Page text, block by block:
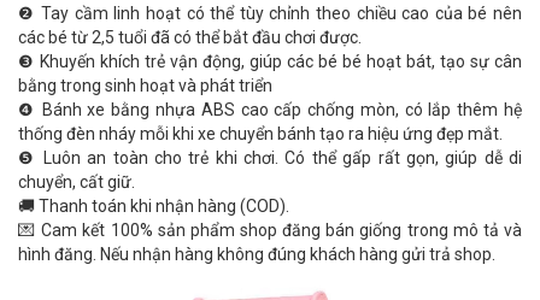
❷ Tay cầm linh hoạt có thể tùy chỉnh theo chiều cao của bé nên
các bé từ 2,5 tuổi đã có thể bắt đầu chơi được.
❸ Khuyến khích trẻ vận động, giúp các bé bé hoạt bát, tạo sự cân
bằng trong sinh hoạt và phát triển
❹ Bánh xe bằng nhựa ABS cao cấp chống mòn, có lắp thêm hệ
thống đèn nháy mỗi khi xe chuyển bánh tạo ra hiệu ứng đẹp mắt.
❺ Luôn an toàn cho trẻ khi chơi. Có thể gấp rất gọn, giúp dễ di
chuyển, cất giữ.
🚚 Thanh toán khi nhận hàng (COD).
💌 Cam kết 100% sản phẩm shop đăng bán giống trong mô tả và
hình đăng. Nếu nhận hàng không đúng khách hàng gửi trả shop.